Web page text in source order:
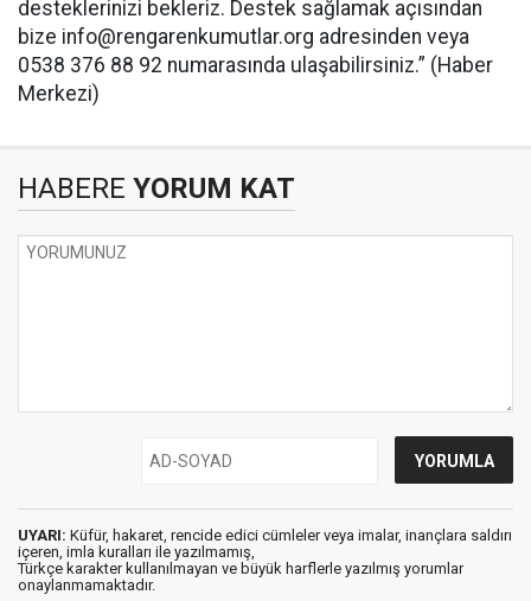
desteklerinizi bekleriz. Destek sağlamak açısından
bize info@rengarenkumutlar.org adresinden veya
0538 376 88 92 numarasında ulaşabilirsiniz.” (Haber
Merkezi)
HABERE YORUM KAT
UYARI: Küfür, hakaret, rencide edici cümleler veya imalar, inançlara saldırı
içeren, imla kuralları ile yazılmamış,
Türkçe karakter kullanılmayan ve büyük harflerle yazılmış yorumlar
onaylanmamaktadır.